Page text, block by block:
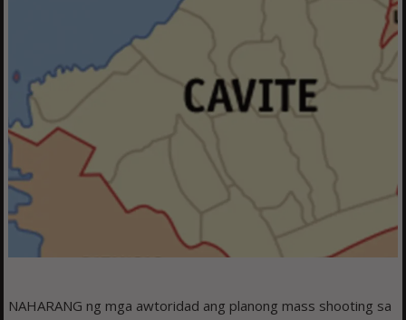
NAHARANG ng mga awtoridad ang planong mass shooting sa